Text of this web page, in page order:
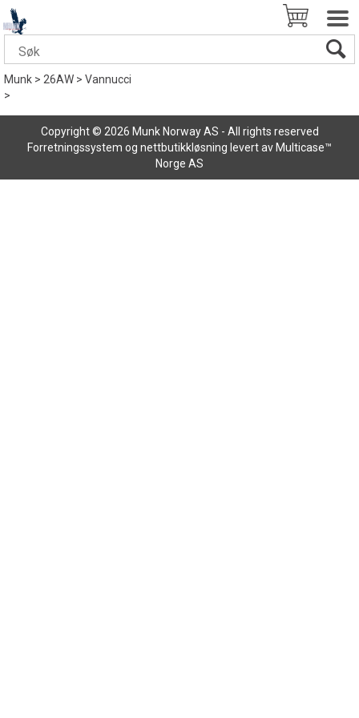
Munk>26AW>Vannucci
>
Copyright © 2026 Munk Norway AS - All rights reserved
Forretningssystem og nettbutikkløsning levert av Multicase™
Norge AS